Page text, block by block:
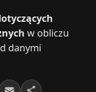
w obliczu
danymi